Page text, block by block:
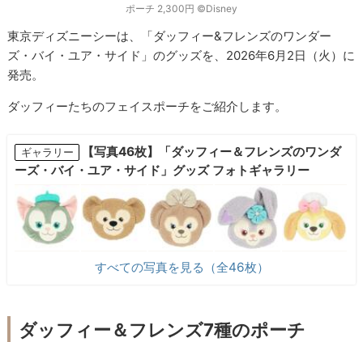
ポーチ 2,300円 ©Disney
東京ディズニーシーは、「ダッフィー&フレンズのワンダー
ズ・バイ・ユア・サイド」のグッズを、2026年6月2日（火）に
発売。
ダッフィーたちのフェイスポーチをご紹介します。
ギャラリー
【写真46枚】「ダッフィー＆フレンズのワンダ
ーズ・バイ・ユア・サイド」グッズ フォトギャラリー
すべての写真を見る（全46枚）
ダッフィー＆フレンズ7種のポーチ